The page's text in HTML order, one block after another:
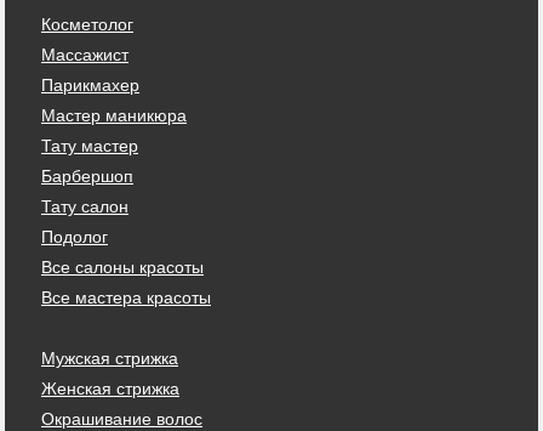
Косметолог
Массажист
Парикмахер
Мастер маникюра
Тату мастер
Барбершоп
Тату салон
Подолог
Все салоны красоты
Все мастера красоты
Мужская стрижка
Женская стрижка
Окрашивание волос